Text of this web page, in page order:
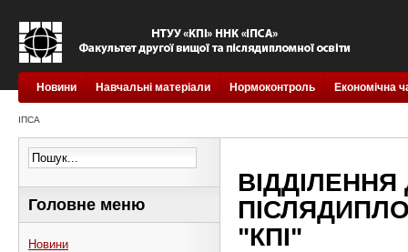
Новини Навчальні матеріали Нормоконтроль Економічна
ІПСА
"КПІ"
Головне меню
Новини